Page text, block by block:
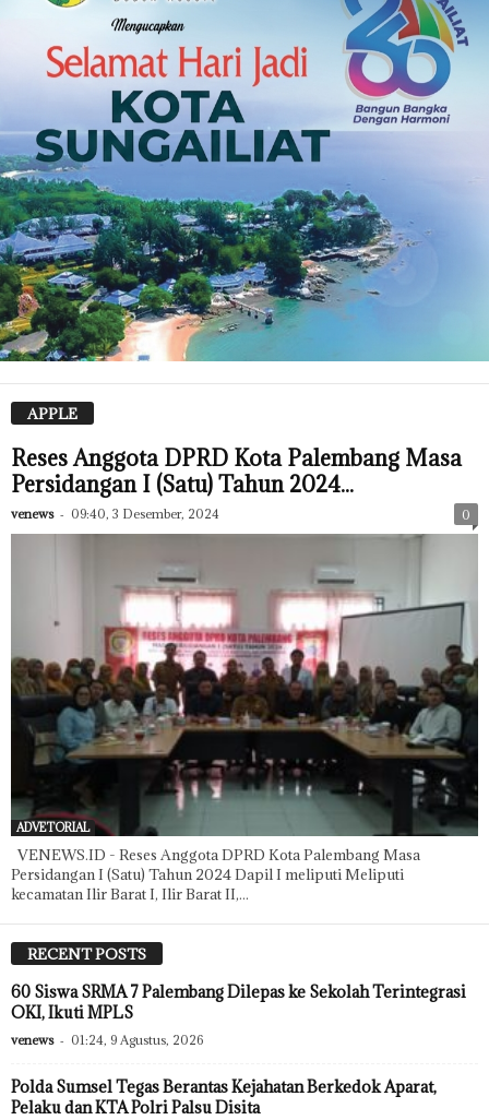
APPLE
Reses Anggota DPRD Kota Palembang Masa
Persidangan I (Satu) Tahun 2024...
venews - 09:40, 3 Desember, 2024 0
ADVETORIAL
VENEWS.ID - Reses Anggota DPRD Kota Palembang Masa
Persidangan I (Satu) Tahun 2024 Dapil I meliputi Meliputi
kecamatan Ilir Barat I, Ilir Barat II,...
RECENT POSTS
60 Siswa SRMA 7 Palembang Dilepas ke Sekolah Terintegrasi
OKI, Ikuti MPLS
venews - 01:24, 9 Agustus, 2026
Polda Sumsel Tegas Berantas Kejahatan Berkedok Aparat,
Pelaku dan KTA Polri Palsu Disita